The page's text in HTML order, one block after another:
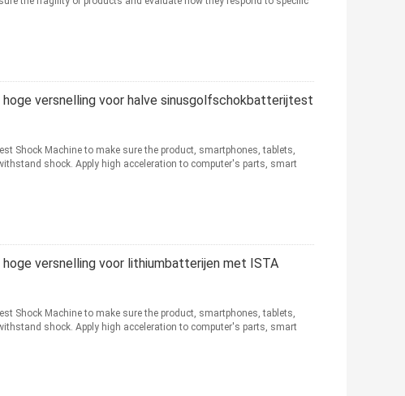
versnelling voor halve sinusgolfschokbatterijtest
Shock Machine to make sure the product, smartphones, tablets,
shock. Apply high acceleration to computer's parts, smart
versnelling voor lithiumbatterijen met ISTA
Shock Machine to make sure the product, smartphones, tablets,
shock. Apply high acceleration to computer's parts, smart